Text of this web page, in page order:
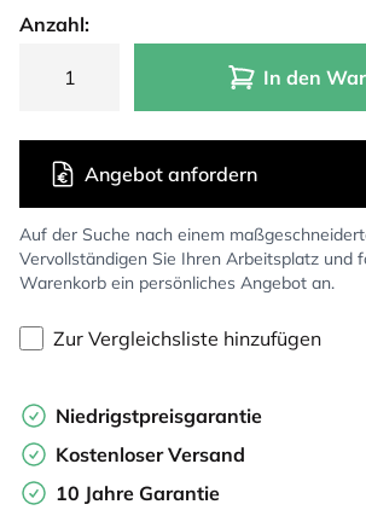
Anzahl:
In den
Auf der Suche nach einem
Vervollständigen Sie Ihren Arbeitsplatz und
Warenkorb ein persönliches Angebot an.
Angebot anfordern
Zur Vergleichsliste hinzufügen
Niedrigstpreisgarantie
Kostenloser Versand
10 Jahre Garantie